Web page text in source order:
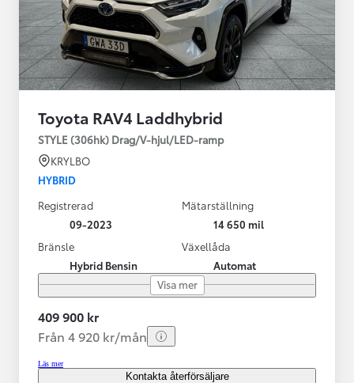
Toyota RAV4 Laddhybrid
STYLE (306hk) Drag/V-hjul/LED-ramp
KRYLBO
HYBRID
Registrerad
09-2023
Mätarställning
14 650 mil
Bränsle
Hybrid Bensin
Växellåda
Automat
Visa mer
409 900 kr
Från 4 920 kr/mån
Läs mer
Kontakta återförsäljare